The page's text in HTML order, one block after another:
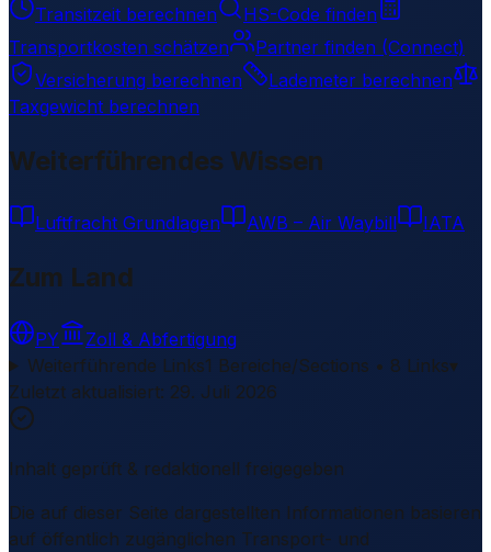
Transitzeit berechnen
HS-Code finden
Transportkosten schätzen
Partner finden (Connect)
Versicherung berechnen
Lademeter berechnen
Taxgewicht berechnen
Weiterführendes Wissen
Luftfracht Grundlagen AWB – Air Waybill IATA
Zum Land
PY
Zoll & Abfertigung
Weiterführende Links1 Bereiche/Sections • 8 Links▾
Zuletzt aktualisiert: 29. Juli 2026
Inhalt geprüft & redaktionell freigegeben
Die auf dieser Seite dargestellten Informationen basieren
auf öffentlich zugänglichen Transport- und